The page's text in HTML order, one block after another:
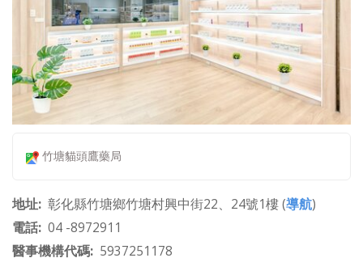
竹塘貓頭鷹藥局
地址 彰化縣竹塘鄉竹塘村興中街22、24號1樓 (導航)
電話 04 -8972911
醫事機構代碼 5937251178